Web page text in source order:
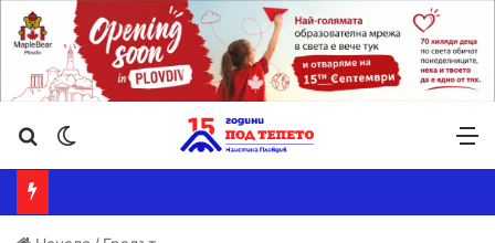
Търсене ...